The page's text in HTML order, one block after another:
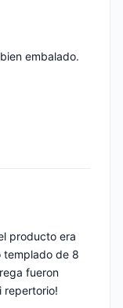
embalado.
producto era
templado de 8
fueron
repertorio!